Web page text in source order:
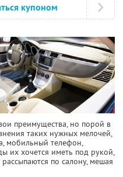
купоном
преимущества, но порой в
таких нужных мелочей,
мобильный телефон,
их хочется иметь под рукой,
по салону, мешая